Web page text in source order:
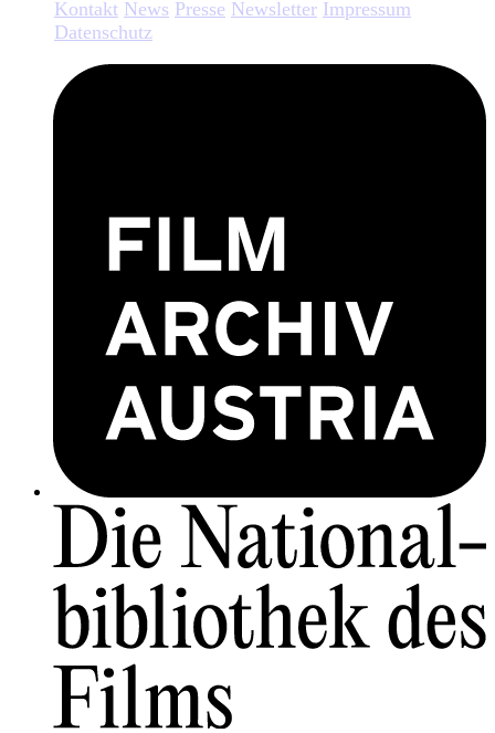
Kontakt News Presse Newsletter Impressum
Datenschutz